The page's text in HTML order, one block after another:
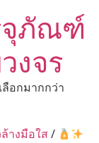
จุภัณฑ์
งจร
อกมากกว่า
างมือใส/